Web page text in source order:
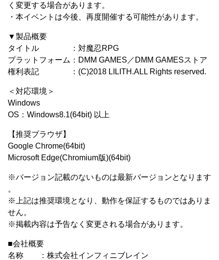
く変更する場合があります。
・本イベントは今後、再度開催する可能性があります。
▼製品概要
タイトル ：対魔忍RPG
プラットフォーム：DMM GAMES／DMM GAMESストア
権利表記 ：(C)2018 LILITH.ALL Rights reserved.
＜対応環境＞
Windows
OS：Windows8.1(64bit) 以上
【推奨ブラウザ】
Google Chrome(64bit)
Microsoft Edge(Chromium版)(64bit)
※バージョン記載のないものは最新バージョンとなります
。
※上記は推奨環境となり、動作を保証するものではありま
せん。
※掲載内容は予告なく変更される場合があります。
■会社概要
名称 ：株式会社インフィニブレイン